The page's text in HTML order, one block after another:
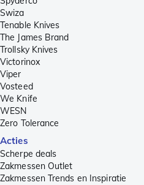
Swiza
Tenable Knives
The James Brand
Trollsky Knives
Victorinox
Viper
Vosteed
We Knife
WESN
Zero Tolerance
Acties
Scherpe deals
Zakmessen Outlet
Zakmessen Trends en Inspiratie